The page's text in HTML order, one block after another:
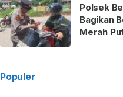
Polsek
Bagikan
Merah
Populer